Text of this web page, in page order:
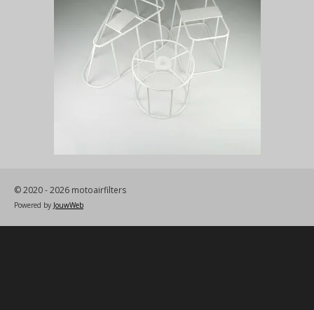
© 2020 - 2026 motoairfilters
Powered by JouwWeb